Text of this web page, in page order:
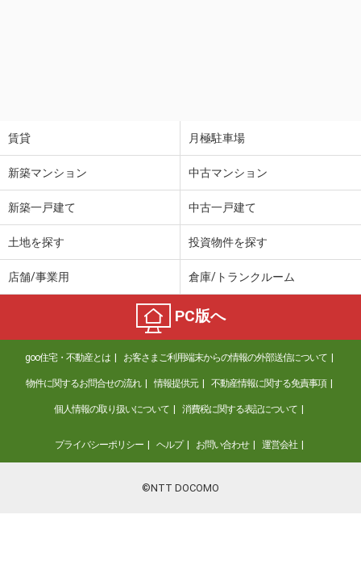
賃貸 月極駐車場
新築マンション 中古マンション
新築一戸建て 中古一戸建て
土地を探す 投資物件を探す
店舗/事業用 倉庫/トランクルーム
PC版へ
goo住宅・不動産とは お客さまご利用端末からの情報の外部送信について
物件に関するお問合せの流れ 情報提供元 不動産情報に関する免責事項
個人情報の取り扱いについて 消費税に関する表記について
プライバシーポリシー ヘルプ お問い合わせ 運営会社
©NTT DOCOMO